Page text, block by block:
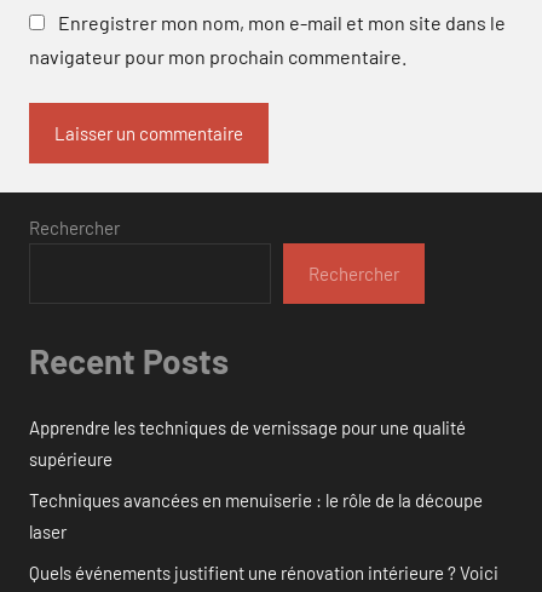
Enregistrer mon nom, mon e-mail et mon site dans le
navigateur pour mon prochain commentaire.
Rechercher
Rechercher
Recent Posts
Apprendre les techniques de vernissage pour une qualité
supérieure
Techniques avancées en menuiserie : le rôle de la découpe
laser
Quels événements justifient une rénovation intérieure ? Voici